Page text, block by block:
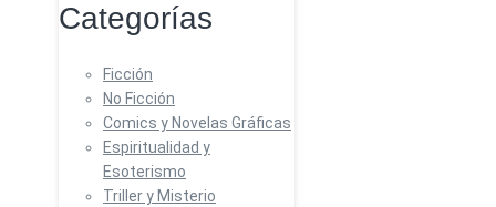
Categorías
Ficción
No Ficción
Comics y Novelas Gráficas
Espiritualidad y
Esoterismo
Triller y Misterio